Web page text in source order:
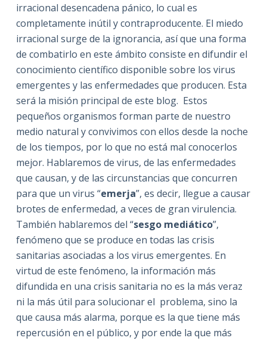
irracional desencadena pánico, lo cual es
completamente inútil y contraproducente. El miedo
irracional surge de la ignorancia, así que una forma
de combatirlo en este ámbito consiste en difundir el
conocimiento científico disponible sobre los virus
emergentes y las enfermedades que producen. Esta
será la misión principal de este blog. Estos
pequeños organismos forman parte de nuestro
medio natural y convivimos con ellos desde la noche
de los tiempos, por lo que no está mal conocerlos
mejor. Hablaremos de virus, de las enfermedades
que causan, y de las circunstancias que concurren
para que un virus “emerja”, es decir, llegue a causar
brotes de enfermedad, a veces de gran virulencia.
También hablaremos del “sesgo mediático”,
fenómeno que se produce en todas las crisis
sanitarias asociadas a los virus emergentes. En
virtud de este fenómeno, la información más
difundida en una crisis sanitaria no es la más veraz
ni la más útil para solucionar el problema, sino la
que causa más alarma, porque es la que tiene más
repercusión en el público, y por ende la que más